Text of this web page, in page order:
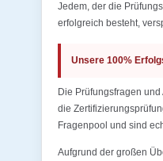
Jedem, der die
erfolgreich besteht,
Unsere 100%
Die Prüfungsfragen
die
Fragenpool und sind
Aufgrund der großen